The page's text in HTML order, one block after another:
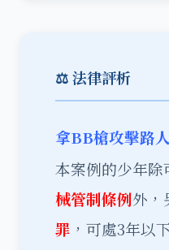
⚖️ 法律評析
拿BB槍攻擊路
本案例的少年除
械管制條例外，
罪 ，可處3年以